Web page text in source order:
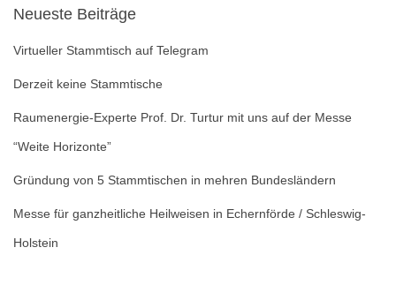
Neueste Beiträge
Virtueller Stammtisch auf Telegram
Derzeit keine Stammtische
Raumenergie-Experte Prof. Dr. Turtur mit uns auf der Messe
“Weite Horizonte”
Gründung von 5 Stammtischen in mehren Bundesländern
Messe für ganzheitliche Heilweisen in Echernförde / Schleswig-
Holstein